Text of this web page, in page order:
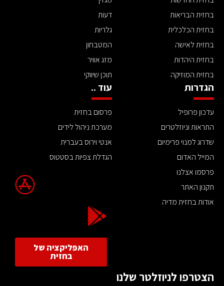
בחזית הבריאות
בחזית הכלכלית
בחזית לאישה
בחזית היהדות
בחזית המוזיקה
דעות
גלריות
המטבחון
מזג אוויר
תוכן שיווקי
הגדרות
עדכון פרופיל
התראות וניוזלטרים
שדרוג למנוי פרימיום
המייל האדום
פרסמו אצלנו
תקנון האתר
אודות בחזית מדיה
עוד ..
פרסום בחזית
מערכת ניהול לידים
אנטי וירוס בעברית
הגדלת צפיות בסטטוס
האפליקציה של
בחזית
הצטרפו לניוזלטר שלנו